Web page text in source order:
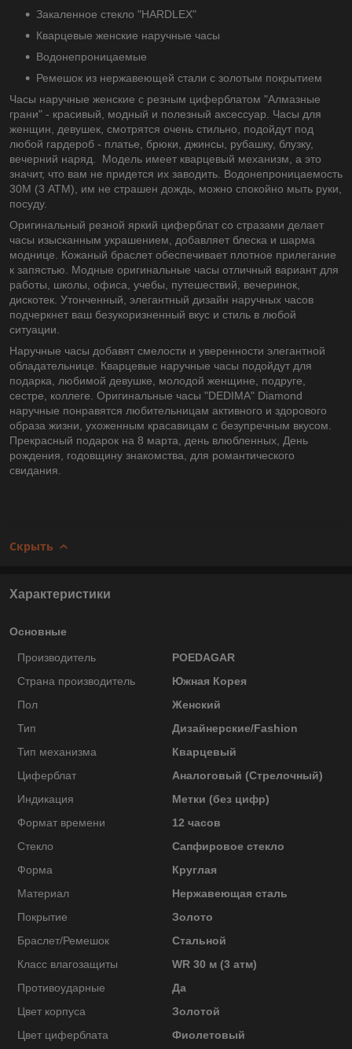
Закаленное стекло "HARDLEX"
Кварцевые женские наручные часы
Водонепроницаемые
Ремешок из нержавеющей стали с золотым покрытием
Часы наручные женские с резным циферблатом "Алмазные
грани" - красивый, модный и полезный аксессуар. Часы для
женщин, девушек, смотрятся очень стильно, подойдут под
любой гардероб - платье, брюки, джинсы, рубашку, блузку,
вечерний наряд. Модель имеет кварцевый механизм, а это
значит, что вам не придется их заводить. Водонепроницаемость
30М (3 АТМ), им не страшен дождь, можно спокойно мыть руки,
посуду.
Оригинальный резной яркий циферблат со стразами делает
часы изысканным украшением, добавляет блеска и шарма
моднице. Кожаный браслет обеспечивает плотное прилегание
к запястью. Модные оригинальные часы отличный вариант для
работы, школы, офиса, учебы, путешествий, вечеринок,
дискотек. Утонченный, элегантный дизайн наручных часов
подчеркнет ваш безукоризненный вкус и стиль в любой
ситуации.
Наручные часы добавят смелости и уверенности элегантной
обладательнице. Кварцевые наручные часы подойдут для
подарка, любимой девушке, молодой женщине, подруге,
сестре, коллеге. Оригинальные часы "DEDIMA" Diamond
наручные понравятся любительницам активного и здорового
образа жизни, ухоженным красавицам с безупречным вкусом.
Прекрасный подарок на 8 марта, день влюбленных, День
рождения, годовщину знакомства, для романтического
свидания.
Скрыть
Характеристики
Основные
Производитель
POEDAGAR
Страна производитель
Южная Корея
Пол
Женский
Тип
Дизайнерские/Fashion
Тип механизма
Кварцевый
Циферблат
Аналоговый (Стрелочный)
Индикация
Метки (без цифр)
Формат времени
12 часов
Стекло
Сапфировое стекло
Форма
Круглая
Материал
Нержавеющая сталь
Покрытие
Золото
Браслет/Ремешок
Стальной
Класс влагозащиты
WR 30 м (3 атм)
Противоударные
Да
Цвет корпуса
Золотой
Цвет циферблата
Фиолетовый